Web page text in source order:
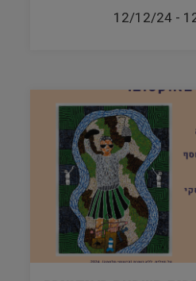
-
12/12/24